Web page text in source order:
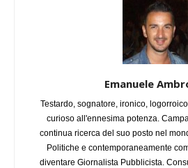
Emanuele
Testardo, sognatore, ironico,
curioso all'ennesima potenza.
continua ricerca del suo posto nel
Politiche e contemporaneamente
diventare Giornalista Pubblicista.